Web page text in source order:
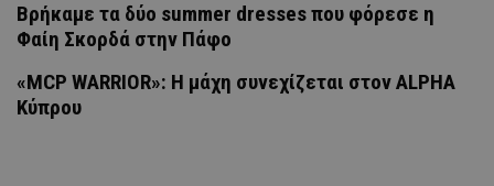
Βρήκαμε τα δύο summer dresses που φόρεσε η
Φαίη Σκορδά στην Πάφο
«MCP WARRIOR»: Η μάχη συνεχίζεται στον ALPHA
Κύπρου